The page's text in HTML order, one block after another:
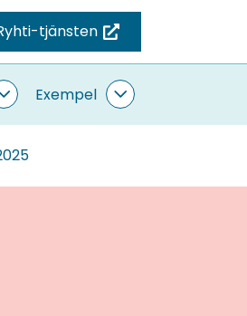
tjänsten
(du
blir
omdirigerad
Anvisningar
och
undersidor
Exempel
Exempel
undersidor